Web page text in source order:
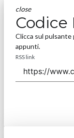
close
Codice
Clicca sul pulsante
appunti.
RSS link